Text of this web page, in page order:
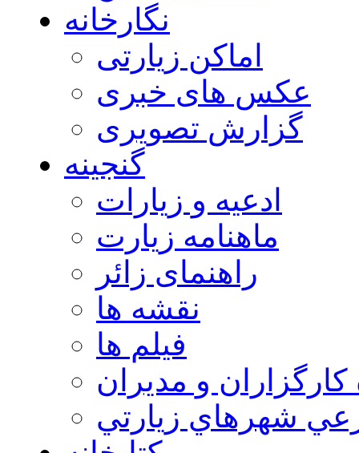
نگارخانه
اماکن زیارتی
عکس های خبری
گزارش تصویری
گنجینه
ادعیه و زیارات
ماهنامه زیارت
راهنمای زائر
نقشه ها
فیلم ها
كارگزاران و مديران
شهرهاي زيارتي